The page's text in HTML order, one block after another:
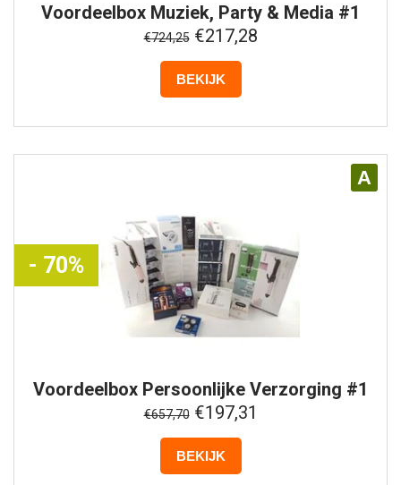
Voordeelbox Muziek, Party & Media #1
€724,25€217,28
BEKIJK
A
- 70%
Voordeelbox Persoonlijke Verzorging #1
€657,70€197,31
BEKIJK